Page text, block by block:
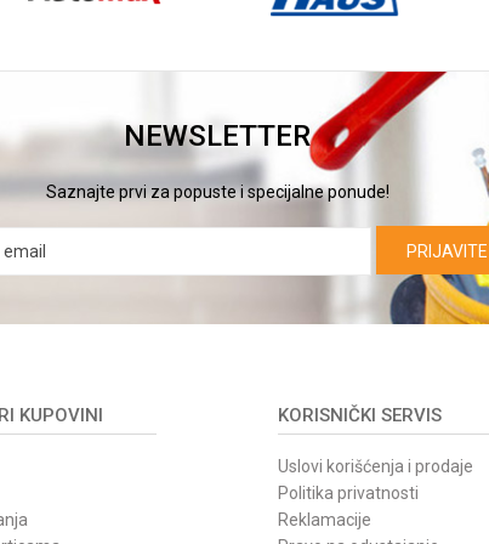
NEWSLETTER
Saznajte prvi za popuste i specijalne ponude!
KUPOVINI KORISNIČKI SERVIS
Uslovi korišćenja i prodaje
Politika privatnosti
Reklamacije